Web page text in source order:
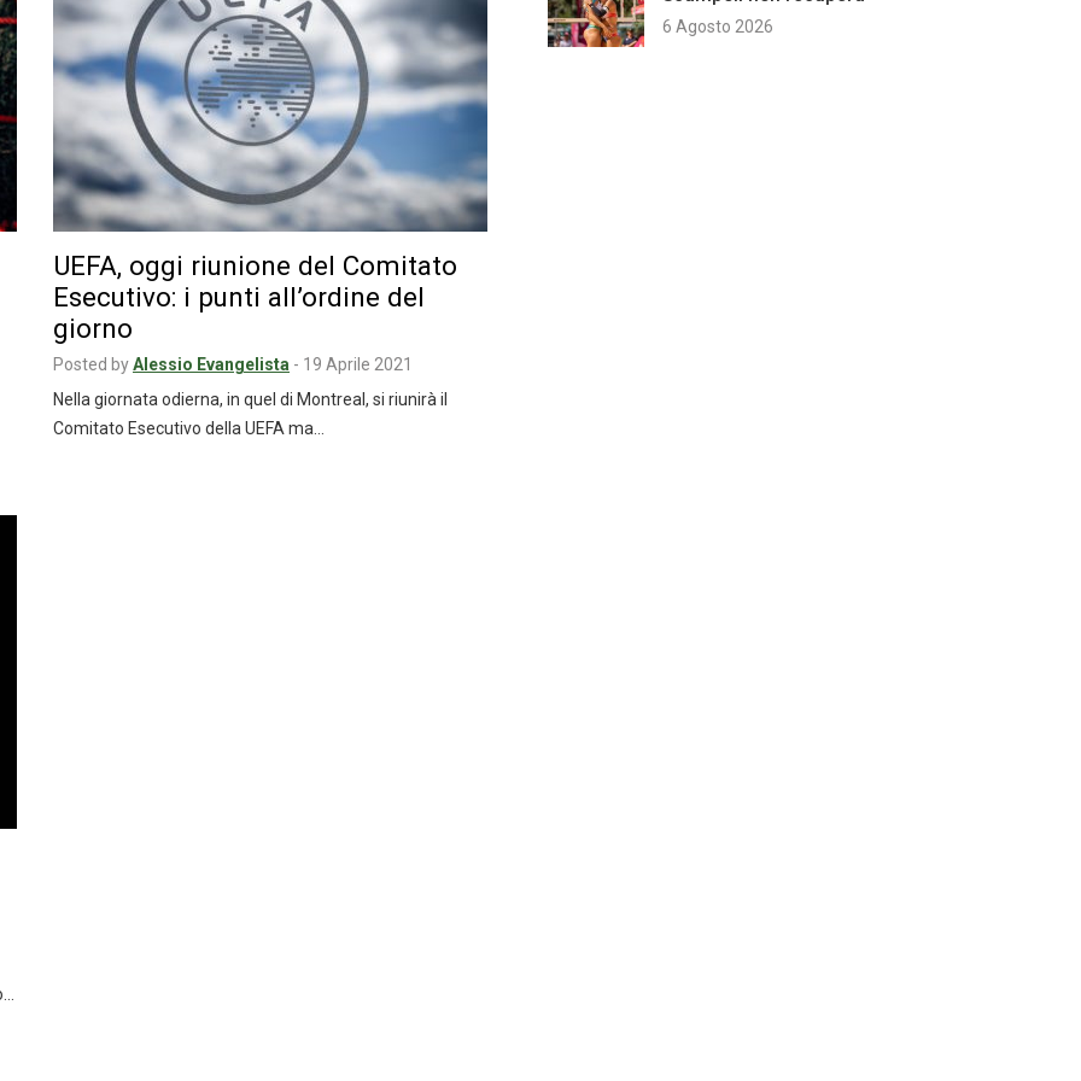
UEFA, oggi riunione del Comitato
Esecutivo: i punti all’ordine del
giorno
Posted byAlessio Evangelista - 19 Aprile 2021
Nella giornata odierna, in quel di Montreal, si riunirà il
Comitato Esecutivo della UEFA ma…
6 Agosto 2026